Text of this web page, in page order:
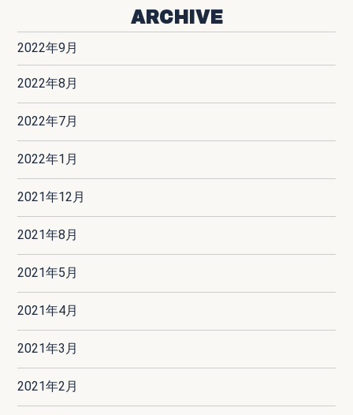
ARCHIVE
2022年9月
2022年8月
2022年7月
2022年1月
2021年12月
2021年8月
2021年5月
2021年4月
2021年3月
2021年2月